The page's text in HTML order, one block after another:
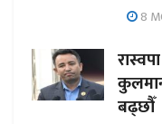
8
बढ्छौँ